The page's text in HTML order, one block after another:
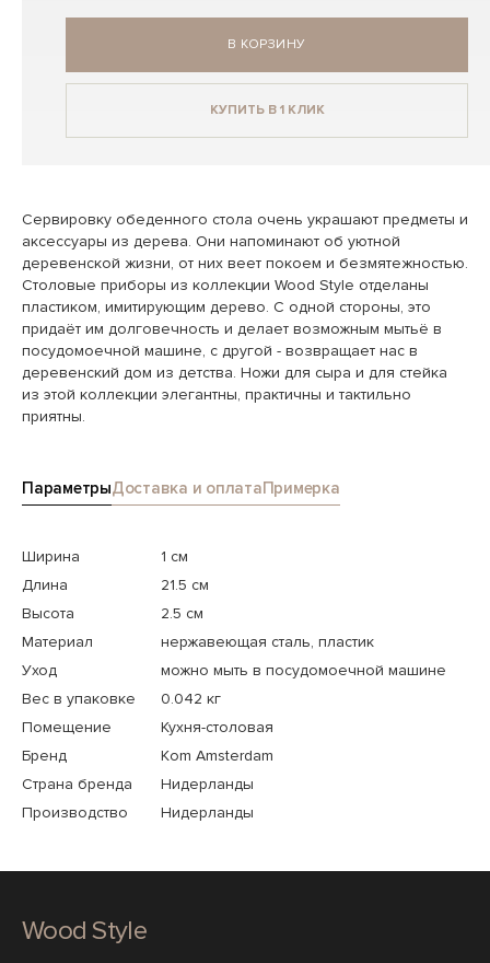
В КОРЗИНУ
КУПИТЬ В 1 КЛИК
Сервировку обеденного стола очень украшают предметы и
аксессуары из дерева. Они напоминают об уютной
деревенской жизни, от них веет покоем и безмятежностью.
Столовые приборы из коллекции Wood Style отделаны
пластиком, имитирующим дерево. С одной стороны, это
придаёт им долговечность и делает возможным мытьё в
посудомоечной машине, с другой - возвращает нас в
деревенский дом из детства. Ножи для сыра и для стейка
из этой коллекции элегантны, практичны и тактильно
приятны.
ПараметрыДоставка и оплатаПримерка
Ширина
1 см
Длина
21.5 см
Высота
2.5 см
Материал
нержавеющая сталь, пластик
Уход
можно мыть в посудомоечной машине
Вес в упаковке
0.042 кг
Помещение
Кухня-столовая
Бренд
Kom Amsterdam
Страна бренда
Нидерланды
Производство
Нидерланды
Wood Style